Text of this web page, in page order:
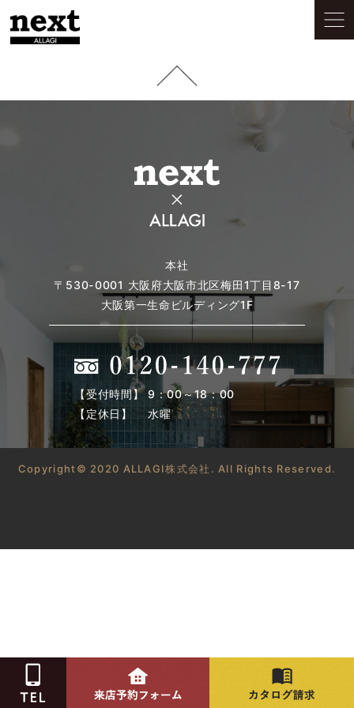
本社
〒530-0001 大阪府大阪市北区梅田1丁目8-17
大阪第一生命ビルディング1F
【受付時間】 9：00～18：00
【定休日】 水曜
Copyright© 2020 ALLAGI株式会社. All Rights Reserved.